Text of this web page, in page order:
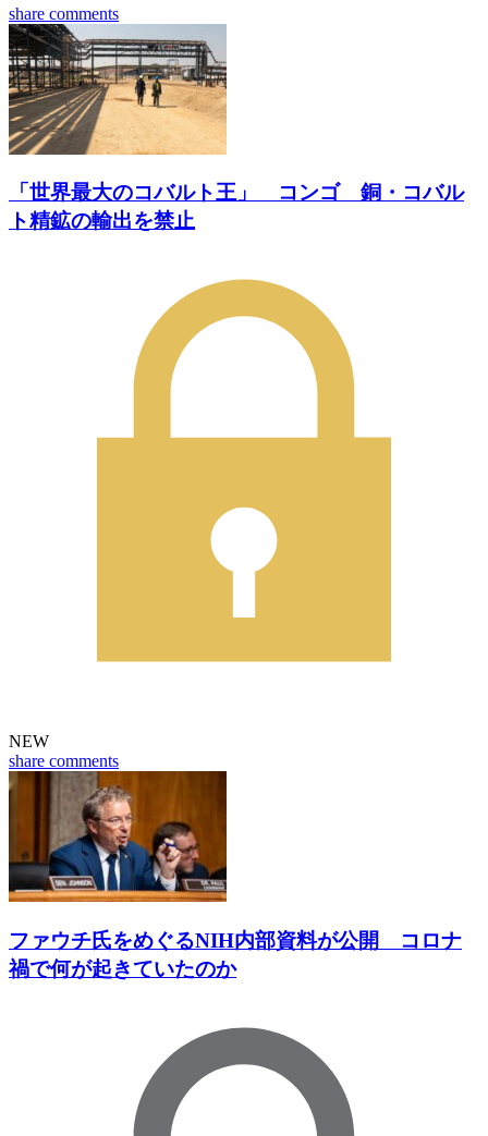
share comments
「世界最大のコバルト王」 コンゴ 銅・コバル
ト精鉱の輸出を禁止
NEW
share comments
ファウチ氏をめぐるNIH内部資料が公開 コロナ
禍で何が起きていたのか